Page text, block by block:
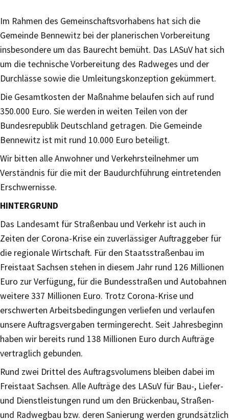
Im Rahmen des Gemeinschaftsvorhabens hat sich die
Gemeinde Bennewitz bei der planerischen Vorbereitung
insbesondere um das Baurecht bemüht. Das LASuV hat sich
um die technische Vorbereitung des Radweges und der
Durchlässe sowie die Umleitungskonzeption gekümmert.
Die Gesamtkosten der Maßnahme belaufen sich auf rund
350.000 Euro. Sie werden in weiten Teilen von der
Bundesrepublik Deutschland getragen. Die Gemeinde
Bennewitz ist mit rund 10.000 Euro beteiligt.
Wir bitten alle Anwohner und Verkehrsteilnehmer um
Verständnis für die mit der Baudurchführung eintretenden
Erschwernisse.
HINTERGRUND
Das Landesamt für Straßenbau und Verkehr ist auch in
Zeiten der Corona-Krise ein zuverlässiger Auftraggeber für
die regionale Wirtschaft. Für den Staatsstraßenbau im
Freistaat Sachsen stehen in diesem Jahr rund 126 Millionen
Euro zur Verfügung, für die Bundesstraßen und Autobahnen
weitere 337 Millionen Euro. Trotz Corona-Krise und
erschwerten Arbeitsbedingungen verliefen und verlaufen
unsere Auftragsvergaben termingerecht. Seit Jahresbeginn
haben wir bereits rund 138 Millionen Euro durch Aufträge
vertraglich gebunden.
Rund zwei Drittel des Auftragsvolumens bleiben dabei im
Freistaat Sachsen. Alle Aufträge des LASuV für Bau-, Liefer-
und Dienstleistungen rund um den Brückenbau, Straßen-
und Radwegbau bzw. deren Sanierung werden grundsätzlich